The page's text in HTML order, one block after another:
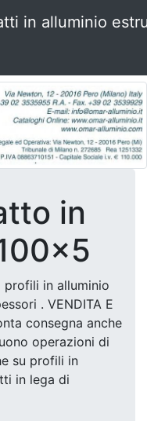
in alluminio
in
profili in alluminio
. VENDITA E
consegna anche
operazioni di
su profili in
in lega di